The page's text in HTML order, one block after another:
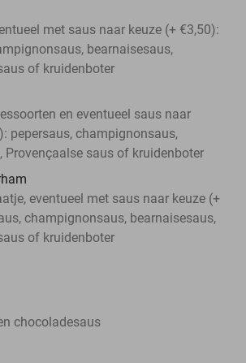
met saus naar keuze (+ €3,50):
bearnaisesaus,
of kruidenboter
en eventueel saus naar
pepersaus, champignonsaus,
Provençaalse saus of kruidenboter
eventueel met saus naar keuze (+
champignonsaus, bearnaisesaus,
of kruidenboter
chocoladesaus